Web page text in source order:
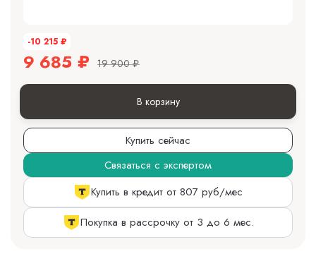
-10 215 ₽
9 685 ₽ 19 900 ₽
В корзину
Купить сейчас
Связаться с экспертом
Купить в кредит от 807 руб/мес
Покупка в рассрочку от 3 до 6 мес.